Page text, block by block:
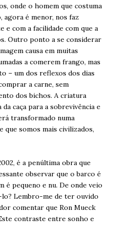
onde o homem que costuma
é menor, nos faz
e com a facilidade com que a
Outro ponto a se considerar
causa em muitas
a comerem frango, mas
– um dos reflexos dos dias
a carne, sem
dos bichos. A criatura
caça para a sobrevivência e
transformado numa
que somos mais civilizados,
é a penúltima obra que
observar que o barco é
é pequeno e nu. De onde veio
Lembro-me de ter ouvido
comentar que Ron Mueck
contraste entre sonho e